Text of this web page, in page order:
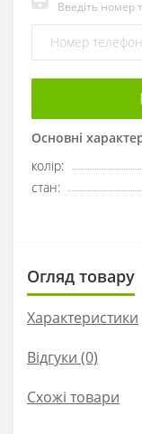
Введіть номер
Основні
колір:
стан:
Огляд товару
Характеристики
Відгуки (0)
Схожі товари